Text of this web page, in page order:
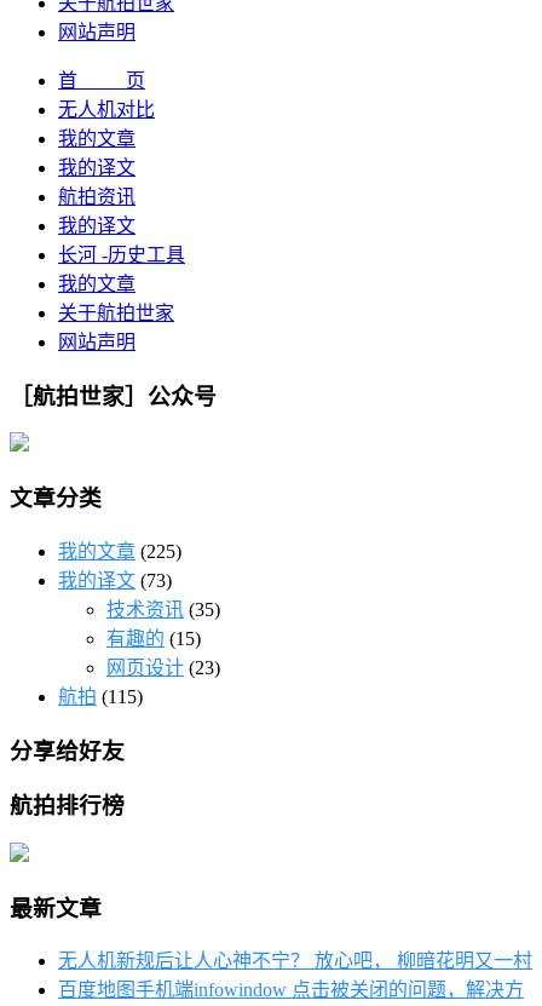
网站声明
首 页
无人机对比
我的文章
我的译文
航拍资讯
我的译文
长河 -历史工具
我的文章
关于航拍世家
网站声明
［航拍世家］公众号
文章分类
我的文章 (225)
我的译文 (73)
技术资讯 (35)
有趣的 (15)
网页设计 (23)
航拍 (115)
分享给好友
航拍排行榜
最新文章
无人机新规后让人心神不宁？ 放心吧， 柳暗花明又一村
百度地图手机端infowindow 点击被关闭的问题，解决方